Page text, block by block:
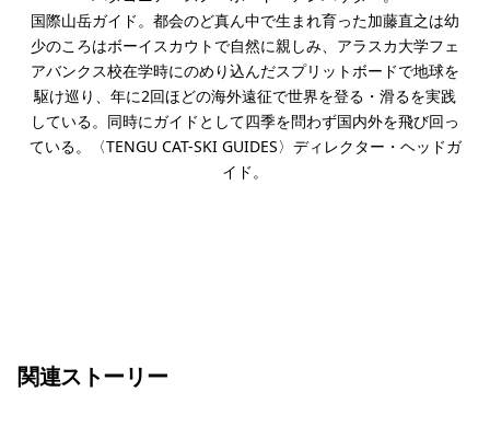
国際山岳ガイド。都会のど真ん中で生まれ育った加藤直之は幼
少のころはボーイスカウトで自然に親しみ、アラスカ大学フェ
アバンクス校在学時にのめり込んだスプリットボードで地球を
駆け巡り、年に2回ほどの海外遠征で世界を登る・滑るを実践
している。同時にガイドとして四季を問わず国内外を飛び回っ
ている。〈TENGU CAT-SKI GUIDES〉ディレクター・ヘッドガ
イド。
関連ストーリー